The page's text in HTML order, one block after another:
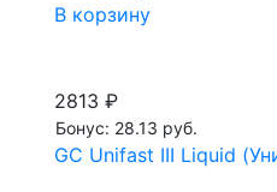
В корзину
2813 ₽
Бонус: 28.13 руб.
GC Unifast III Liquid